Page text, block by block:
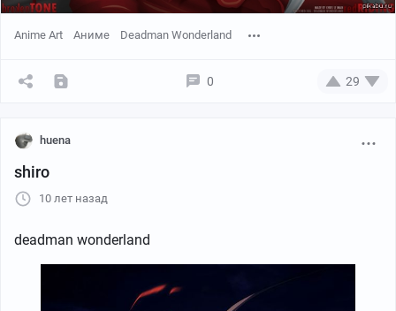
Anime Art Аниме Deadman Wonderland
0 29
huena
shiro
10 лет назад
deadman wonderland